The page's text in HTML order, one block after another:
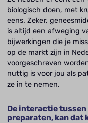
biologisch doen, met
eens. Zeker,
is altijd een afweging
bijwerkingen die je
op de markt zijn in
voorgeschreven
nuttig is voor jou als
ze in te nemen.
De interactie
preparaten, kan dat